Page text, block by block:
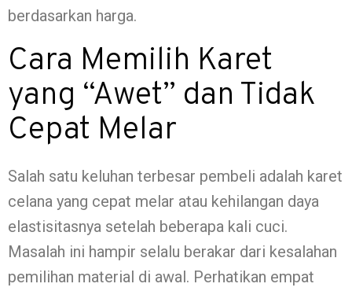
berdasarkan harga.
Cara Memilih Karet
yang “Awet” dan Tidak
Cepat Melar
Salah satu keluhan terbesar pembeli adalah karet
celana yang cepat melar atau kehilangan daya
elastisitasnya setelah beberapa kali cuci.
Masalah ini hampir selalu berakar dari kesalahan
pemilihan material di awal. Perhatikan empat